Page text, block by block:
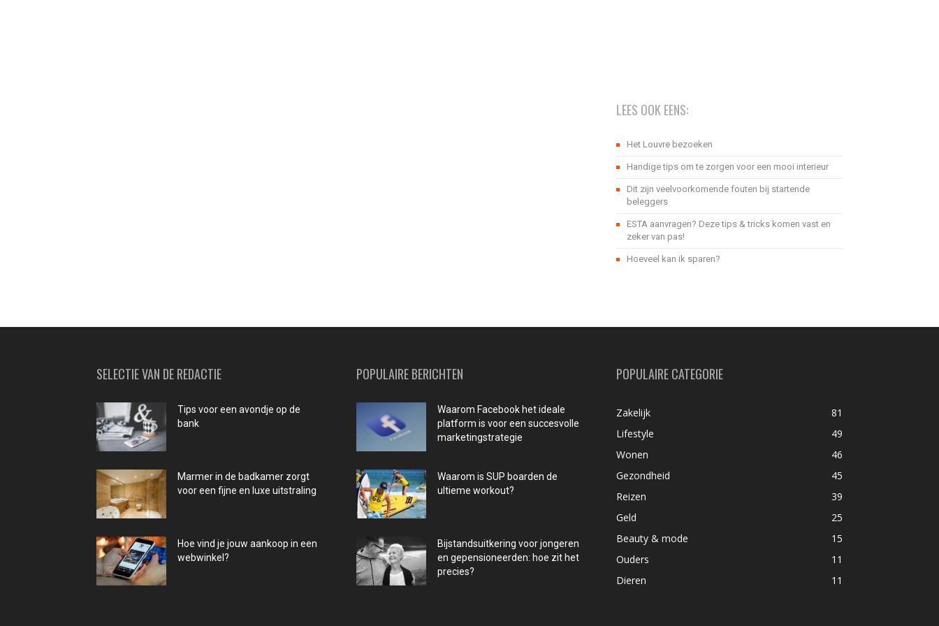
LEES OOK EENS:
Het Louvre bezoeken
Handige tips om te zorgen voor een mooi interieur
Dit zijn veelvoorkomende fouten bij startende
beleggers
ESTA aanvragen? Deze tips & tricks komen vast en
zeker van pas!
Hoeveel kan ik sparen?
SELECTIE VAN DE REDACTIE
Tips voor een avondje op de
bank
Marmer in de badkamer zorgt
voor een fijne en luxe uitstraling
Hoe vind je jouw aankoop in een
webwinkel?
POPULAIRE BERICHTEN
Waarom Facebook het ideale
platform is voor een succesvolle
marketingstrategie
Waarom is SUP boarden de
ultieme workout?
Bijstandsuitkering voor jongeren
en gepensioneerden: hoe zit het
precies?
POPULAIRE CATEGORIE
Zakelijk
81
Lifestyle
49
Wonen
46
Gezondheid
45
Reizen
39
Geld
25
Beauty & mode
15
Ouders
11
Dieren
11